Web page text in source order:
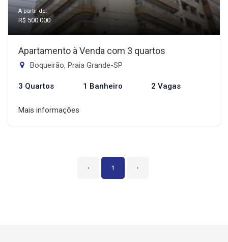
A partir de:
R$ 500.000
Apartamento à Venda com 3 quartos
Boqueirão, Praia Grande-SP
3 Quartos 1 Banheiro 2 Vagas
Mais informações
‹ 1 ›